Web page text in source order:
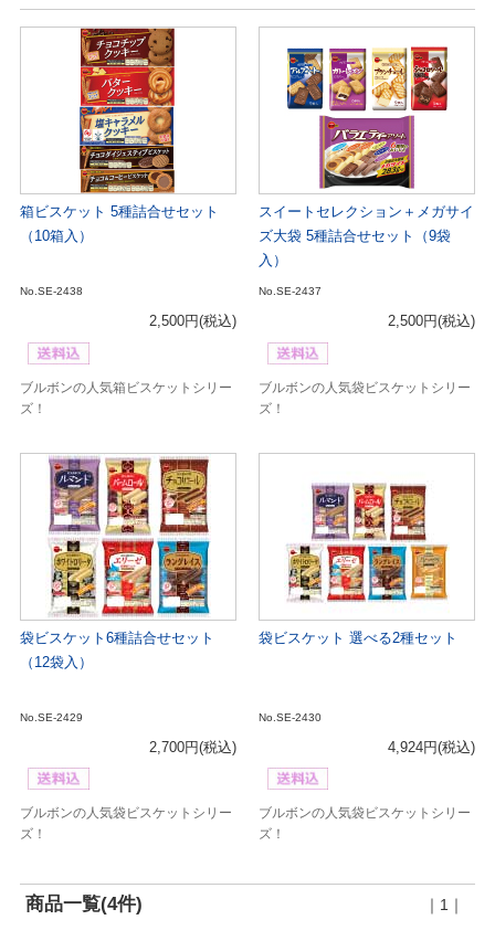
箱ビスケット 5種詰合せセット
（10箱入）
No.SE-2438
2,500円(税込)
ブルボンの人気箱ビスケットシリー
ズ！
スイートセレクション＋メガサイ
ズ大袋 5種詰合せセット（9袋
入）
No.SE-2437
2,500円(税込)
ブルボンの人気袋ビスケットシリー
ズ！
袋ビスケット6種詰合せセット
（12袋入）
No.SE-2429
2,700円(税込)
ブルボンの人気袋ビスケットシリー
ズ！
袋ビスケット 選べる2種セット
No.SE-2430
4,924円(税込)
ブルボンの人気袋ビスケットシリー
ズ！
商品一覧(4件) ｜1｜